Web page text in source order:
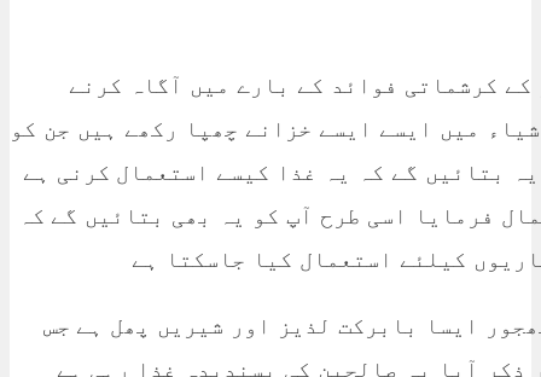
کرشماتی فوائد کے بارے میں آگاہ کرنے
میں ایسے ایسے خزانے چھپا رکھے ہیں جن کو
بتائیں گے کہ یہ غذا کیسے استعمال کرنی ہے
فرمایا اسی طرح آپ کو یہ بھی بتائیں گے کہ
کیلئے استعمال کیا جاسکتا ہے
ایسا بابرکت لذیز اور شیریں پھل ہے جس
ذکر آیا یہ صالحین کی پسندیدہ غذا رہی ہے